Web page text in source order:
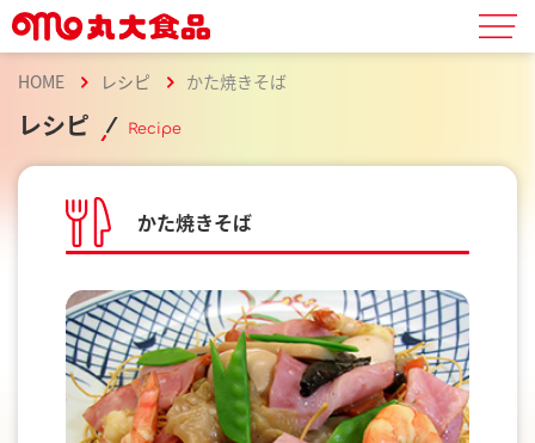
HOME レシピ かた焼きそば
レシピ Recipe
かた焼きそば